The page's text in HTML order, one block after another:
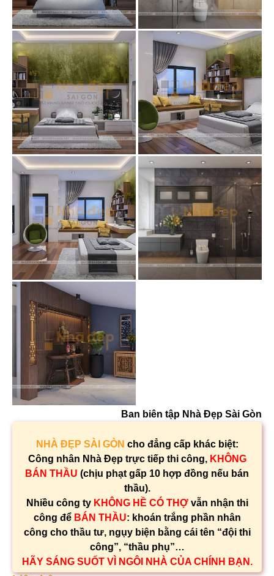
Ban biên tập Nhà Đẹp Sài Gòn
NHÀ ĐẸP SÀI GÒN cho đẳng cấp khác biệt:
Công nhân Nhà Đẹp trực tiếp thi công, KHÔNG
BÁN THẦU (chịu phạt gấp 10 hợp đồng nếu bán
thầu).
Nhiều công ty KHÔNG HỀ CÓ THỢvẫn nhận thi
công để BÁN THẦU: khoán trắng phần nhân
công cho thầu tư, ngụy biện bằng cái tên “đội thi
công”, “thầu phụ”…
HÃY SÁNG SUỐT VÌ NGÔI NHÀ CỦA CHÍNH BẠN.